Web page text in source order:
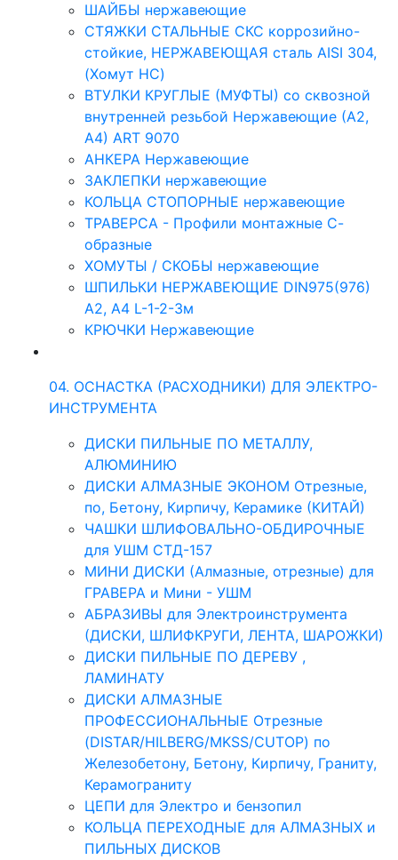
ШАЙБЫ нержавеющие
СТЯЖКИ СТАЛЬНЫЕ СКС коррозийно-
стойкие, НЕРЖАВЕЮЩАЯ сталь AISI 304,
(Хомут НС)
ВТУЛКИ КРУГЛЫЕ (МУФТЫ) со сквозной
внутренней резьбой Нержавеющие (А2,
А4) ART 9070
АНКЕРА Нержавеющие
ЗАКЛЕПКИ нержавеющие
КОЛЬЦА СТОПОРНЫЕ нержавеющие
ТРАВЕРСА - Профили монтажные С-
образные
ХОМУТЫ / СКОБЫ нержавеющие
ШПИЛЬКИ НЕРЖАВЕЮЩИЕ DIN975(976)
A2, А4 L-1-2-3м
КРЮЧКИ Нержавеющие
04. ОСНАСТКА (РАСХОДНИКИ) ДЛЯ ЭЛЕКТРО-
ИНСТРУМЕНТА
ДИСКИ ПИЛЬНЫЕ ПО МЕТАЛЛУ,
АЛЮМИНИЮ
ДИСКИ АЛМАЗНЫЕ ЭКОНОМ Отрезные,
по, Бетону, Кирпичу, Керамике (КИТАЙ)
ЧАШКИ ШЛИФОВАЛЬНО-ОБДИРОЧНЫЕ
для УШМ СТД-157
МИНИ ДИСКИ (Алмазные, отрезные) для
ГРАВЕРА и Мини - УШМ
АБРАЗИВЫ для Электроинструмента
(ДИСКИ, ШЛИФКРУГИ, ЛЕНТА, ШАРОЖКИ)
ДИСКИ ПИЛЬНЫЕ ПО ДЕРЕВУ ,
ЛАМИНАТУ
ДИСКИ АЛМАЗНЫЕ
ПРОФЕССИОНАЛЬНЫЕ Отрезные
(DISTAR/HILBERG/MKSS/CUTOP) по
Железобетону, Бетону, Кирпичу, Граниту,
Керамограниту
ЦЕПИ для Электро и бензопил
КОЛЬЦА ПЕРЕХОДНЫЕ для АЛМАЗНЫХ и
ПИЛЬНЫХ ДИСКОВ